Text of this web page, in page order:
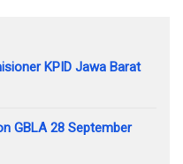
KPID Jawa Barat
GBLA 28 September